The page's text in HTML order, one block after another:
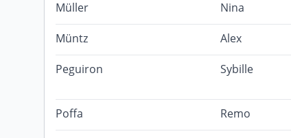
Müller Nina
Müntz Alex
Peguiron Sybille
Poffa Remo